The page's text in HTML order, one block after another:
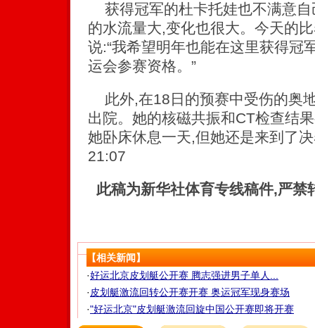
获得冠军的杜卡托娃也不满意自
的水流量大,变化也很大。今天的
说:“我希望明年也能在这里获得冠
运会参赛资格。”
此外,在18日的预赛中受伤的奥
出院。她的核磁共振和CT检查结
她卧床休息一天,但她还是来到了
21:07
此稿为新华社体育专线稿件,严禁
【相关新闻】
·好运北京皮划艇公开赛 腾志强进男子单人...
· 皮划艇激流回转公开赛开赛 奥运冠军现身赛场
·"好运北京"皮划艇激流回旋中国公开赛即将开赛